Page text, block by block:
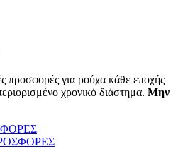
προσφορές για ρούχα κάθε εποχής
χρονικό διάστημα. Μην